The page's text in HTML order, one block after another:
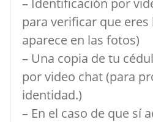
– Identificación por
para verificar que
aparece en las fotos)
– Una copia de tu
por video chat (para
identidad.)
– En el caso de que sí